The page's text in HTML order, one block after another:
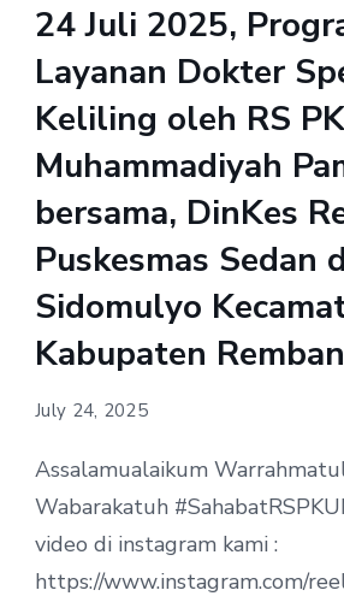
24 Juli 2025,
Layanan Dokter
Keliling oleh RS
Muhammadiyah
bersama, DinKes
Puskesmas Sedan
Sidomulyo
Kabupaten
July 24, 2025
Assalamualaikum
Wabarakatuh
video di instagram kami :
https://www.instagram.com/